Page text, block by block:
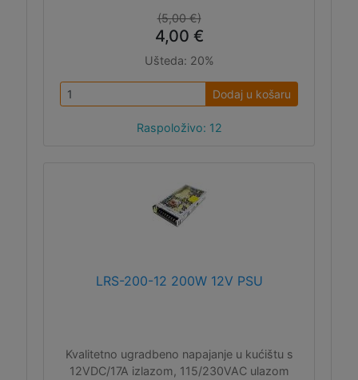
(5,00 €)
4,00 €
Ušteda: 20%
Dodaj u košaru
Raspoloživo: 12
LRS-200-12 200W 12V PSU
Kvalitetno ugradbeno napajanje u kućištu s
12VDC/17A izlazom, 115/230VAC ulazom